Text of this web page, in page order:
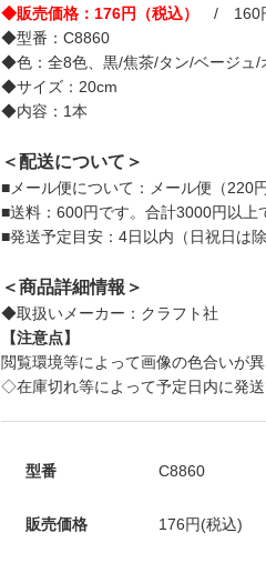
◆販売価格：176円（税込）
/ 160円
◆型番：C8860
◆色：全8色、黒/焦茶/タン/ベージュ/
◆サイズ：20cm
◆内容：1本
＜配送について＞
■メール便について：メール便（220
■送料：600円です。合計3000円以上
■発送予定目安：4日以内（日祝日は除
＜商品詳細情報＞
◆取扱いメーカー：クラフト社
【注意点】
閲覧環境等によって画像の色合いが異
◇在庫切れ等によって予定日内に発送
型番 C8860
販売価格 176円(税込)